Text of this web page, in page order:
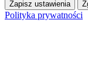
Zapisz ustawienia
Polityka prywatności